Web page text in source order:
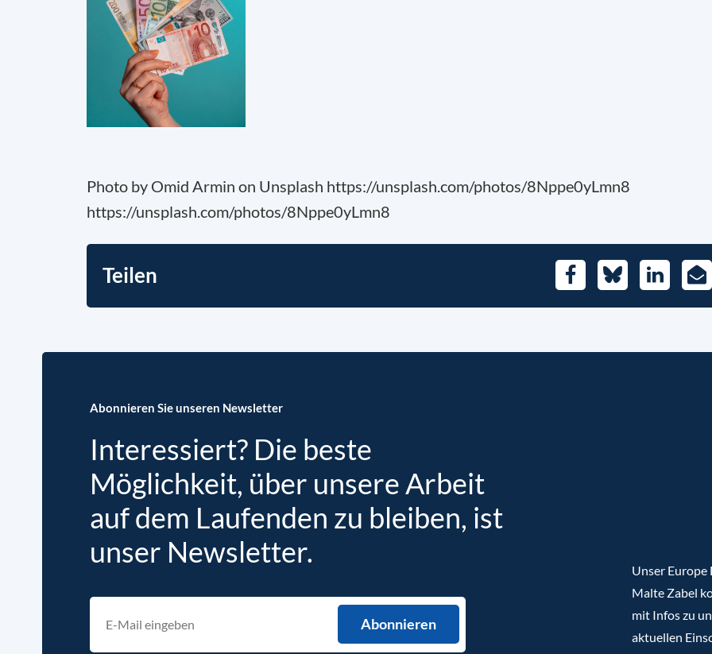
Photo by Omid Armin on Unsplash https://unsplash.com/photos/8Nppe0yLmn8
https://unsplash.com/photos/8Nppe0yLmn8
Teilen FacebookBlueskyLinkedIn
E-
Abonnieren Sie unseren Newsletter
Interessiert? Die beste
Möglichkeit, über unsere Arbeit
auf dem Laufenden zu bleiben, ist
unser Newsletter.
Unser
Malte Zabel
mit Infos zu
aktuellen